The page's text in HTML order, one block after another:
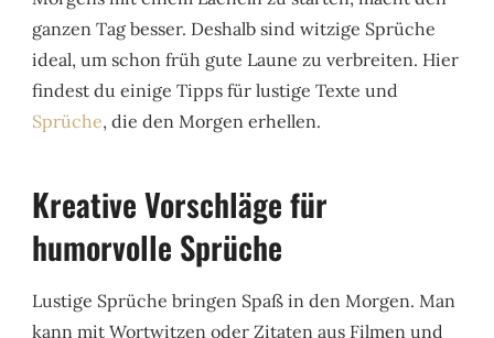
ganzen Tag besser. Deshalb sind witzige Sprüche
ideal, um schon früh gute Laune zu verbreiten. Hier
findest du einige Tipps für lustige Texte und
Sprüche, die den Morgen erhellen.
Kreative Vorschläge für
humorvolle Sprüche
Lustige Sprüche bringen Spaß in den Morgen. Man
kann mit Wortwitzen oder Zitaten aus Filmen und